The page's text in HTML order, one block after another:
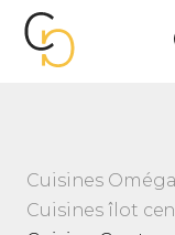
Cuisines Oméga
Cuisines îlot